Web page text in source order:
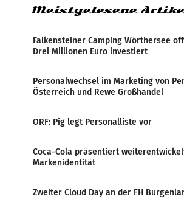
Meistgelesene
Falkensteiner Camping Wörthersee
Drei Millionen Euro investiert
Personalwechsel im Marketing von
Österreich und Rewe Großhandel
ORF: Pig legt Personalliste vor
Coca-Cola präsentiert
Markenidentität
Zweiter Cloud Day an der FH